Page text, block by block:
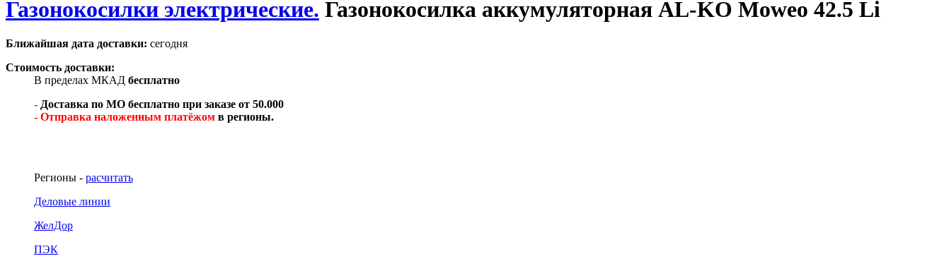
Газонокосилки электрические. Газонокосилка аккумуляторная AL-KO Moweo 42.5 Li
Ближайшая дата доставки: сегодня
Стоимость доставки:
В пределах МКАД бесплатно
- Доставка по МО бесплатно при заказе от 50.000
- Отправка наложенным платёжом в регионы.
Регионы - расчитать
Деловые линии
ЖелДор
ПЭК